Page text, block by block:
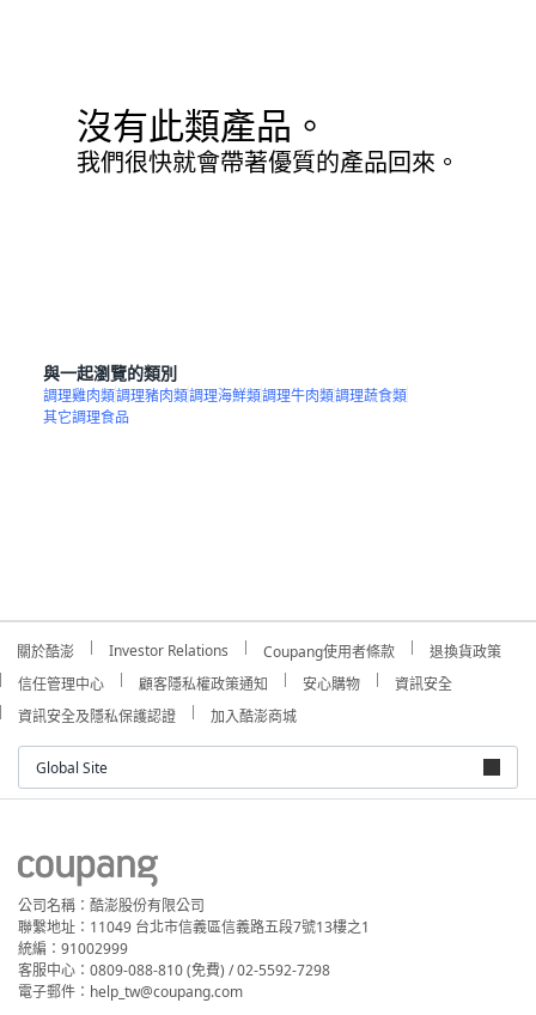
沒有此類產品。
我們很快就會帶著優質的產品回來。
與一起瀏覽的類別
調理雞肉類調理豬肉類調理海鮮類調理牛肉類調理蔬食類
其它調理食品
關於酷澎 Investor Relations Coupang使用者條款
退換貨政策
信任管理中心
顧客隱私權政策通知 安心購物
資訊安全
資訊安全及隱私保護認證
加入酷澎商城
Global Site
公司名稱：酷澎股份有限公司
聯繫地址：11049 台北市信義區信義路五段7號13樓之1
統編：91002999
客服中心：0809-088-810 (免費) / 02-5592-7298
電子郵件：help_tw@coupang.com